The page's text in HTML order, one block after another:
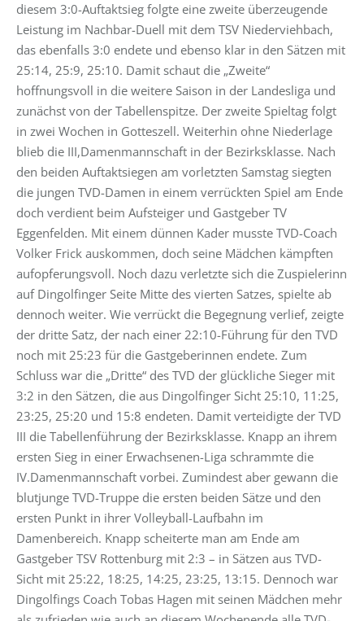
diesem 3:0-Auftaktsieg folgte eine zweite überzeugende
Leistung im Nachbar-Duell mit dem TSV Niederviehbach,
das ebenfalls 3:0 endete und ebenso klar in den Sätzen mit
25:14, 25:9, 25:10. Damit schaut die „Zweite“
hoffnungsvoll in die weitere Saison in der Landesliga und
zunächst von der Tabellenspitze. Der zweite Spieltag folgt
in zwei Wochen in Gotteszell. Weiterhin ohne Niederlage
blieb die III,Damenmannschaft in der Bezirksklasse. Nach
den beiden Auftaktsiegen am vorletzten Samstag siegten
die jungen TVD-Damen in einem verrückten Spiel am Ende
doch verdient beim Aufsteiger und Gastgeber TV
Eggenfelden. Mit einem dünnen Kader musste TVD-Coach
Volker Frick auskommen, doch seine Mädchen kämpften
aufopferungsvoll. Noch dazu verletzte sich die Zuspielerinn
auf Dingolfinger Seite Mitte des vierten Satzes, spielte ab
dennoch weiter. Wie verrückt die Begegnung verlief, zeigte
der dritte Satz, der nach einer 22:10-Führung für den TVD
noch mit 25:23 für die Gastgeberinnen endete. Zum
Schluss war die „Dritte“ des TVD der glückliche Sieger mit
3:2 in den Sätzen, die aus Dingolfinger Sicht 25:10, 11:25,
23:25, 25:20 und 15:8 endeten. Damit verteidigte der TVD
III die Tabellenführung der Bezirksklasse. Knapp an ihrem
ersten Sieg in einer Erwachsenen-Liga schrammte die
IV.Damenmannschaft vorbei. Zumindest aber gewann die
blutjunge TVD-Truppe die ersten beiden Sätze und den
ersten Punkt in ihrer Volleyball-Laufbahn im
Damenbereich. Knapp scheiterte man am Ende am
Gastgeber TSV Rottenburg mit 2:3 – in Sätzen aus TVD-
Sicht mit 25:22, 18:25, 14:25, 23:25, 13:15. Dennoch war
Dingolfings Coach Tobas Hagen mit seinen Mädchen mehr